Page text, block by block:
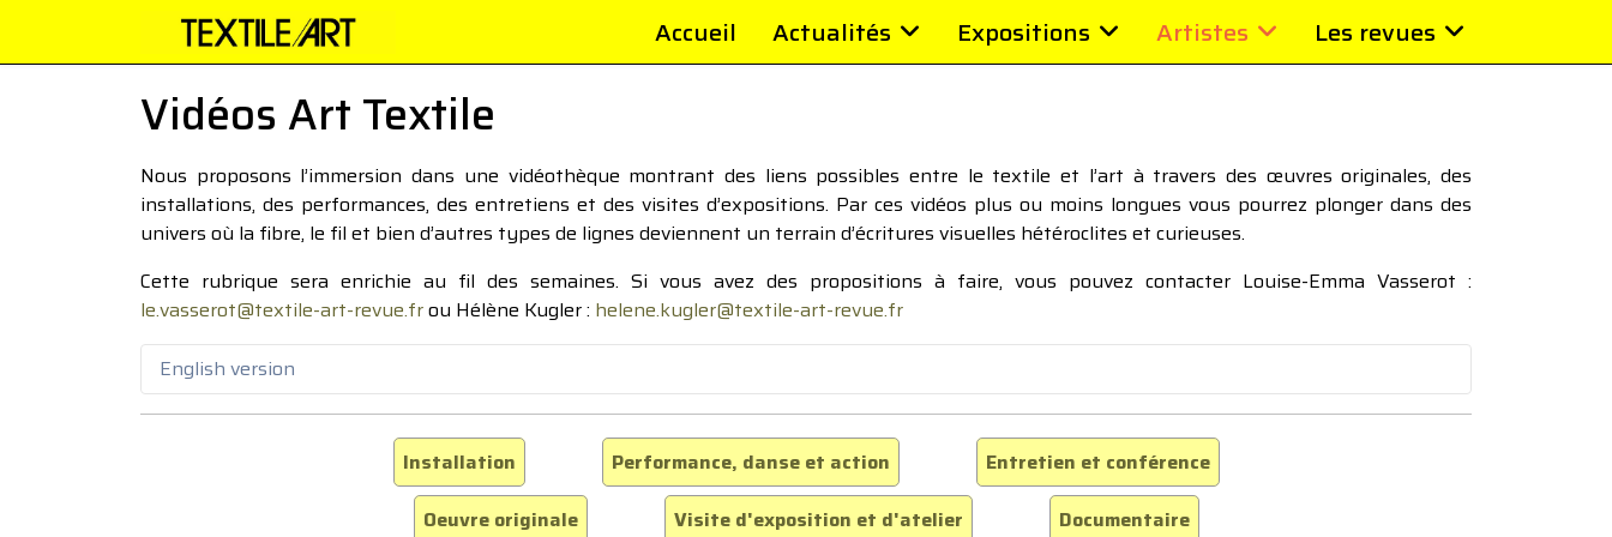
Accueil Actualités Expositions Artistes Les revues
Vidéos Art Textile
Nous proposons l’immersion dans une vidéothèque montrant des liens possibles entre le textile et l’art à travers des œuvres originales, des
installations, des performances, des entretiens et des visites d’expositions. Par ces vidéos plus ou moins longues vous pourrez plonger dans des
univers où la fibre, le fil et bien d’autres types de lignes deviennent un terrain d’écritures visuelles hétéroclites et curieuses.
Cette rubrique sera enrichie au fil des semaines. Si vous avez des propositions à faire, vous pouvez contacter Louise-Emma Vasserot :
le.vasserot@textile-art-revue.frou Hélène Kugler : helene.kugler@textile-art-revue.fr
English version
Installation Performance, danse et action
Entretien et conférence
Oeuvre originale
Visite d'exposition et d'atelier Documentaire